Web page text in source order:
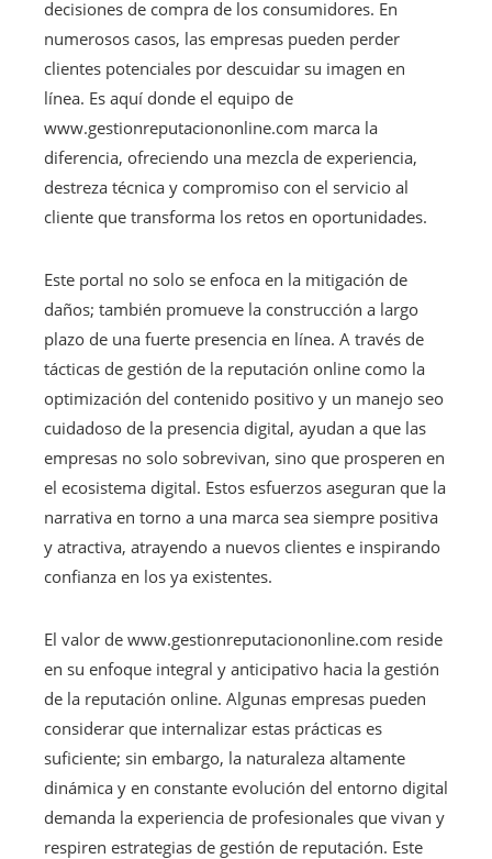
decisiones de compra de los consumidores. En
numerosos casos, las empresas pueden perder
clientes potenciales por descuidar su imagen en
línea. Es aquí donde el equipo de
www.gestionreputaciononline.com marca la
diferencia, ofreciendo una mezcla de experiencia,
destreza técnica y compromiso con el servicio al
cliente que transforma los retos en oportunidades.
Este portal no solo se enfoca en la mitigación de
daños; también promueve la construcción a largo
plazo de una fuerte presencia en línea. A través de
tácticas de gestión de la reputación online como la
optimización del contenido positivo y un manejo seo
cuidadoso de la presencia digital, ayudan a que las
empresas no solo sobrevivan, sino que prosperen en
el ecosistema digital. Estos esfuerzos aseguran que la
narrativa en torno a una marca sea siempre positiva
y atractiva, atrayendo a nuevos clientes e inspirando
confianza en los ya existentes.
El valor de www.gestionreputaciononline.com reside
en su enfoque integral y anticipativo hacia la gestión
de la reputación online. Algunas empresas pueden
considerar que internalizar estas prácticas es
suficiente; sin embargo, la naturaleza altamente
dinámica y en constante evolución del entorno digital
demanda la experiencia de profesionales que vivan y
respiren estrategias de gestión de reputación. Este